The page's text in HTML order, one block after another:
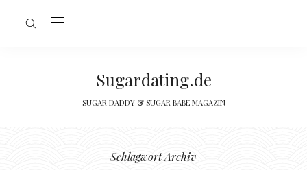
Sugardating.de
SUGAR DADDY & SUGAR BABE MAGAZIN
Schlagwort Archiv